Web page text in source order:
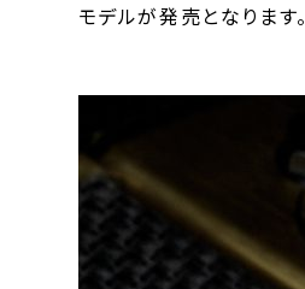
モデルが発売となります。